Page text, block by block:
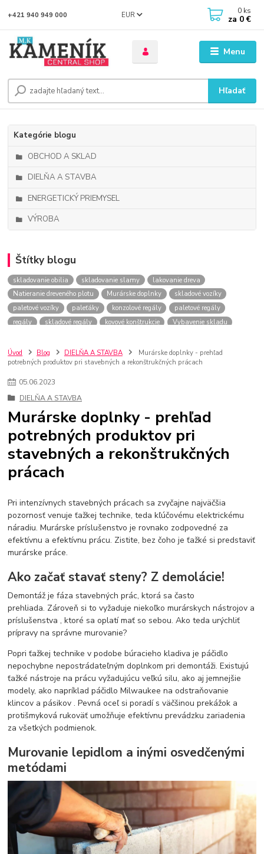
Menu
EUR
Hľadať
+421 940 949 000 0 ks
za 0 €
Kategórie blogu
OBCHOD A SKLAD
DIELŇA A STAVBA
ENERGETICKÝ PRIEMYSEL
VÝROBA
Štítky blogu
skladovanie obilia skladovanie slamy
lakovanie dreva
Natieranie dreveného plotu
Murárske doplnky
skladové vozíky
paletové vozíky
paleťáky konzolové regály
paletové regály
regály
skladové regály kovové konštrukcie
Vybavenie skladu
skladové stany
Sadrokartónové výťahy
zdvíhač sadrokartónu
Lešenie
rúrkové a spojkové lešenie pojazdné lešenie
Rámové lešenia
Hliníkové lešenie
Platobné terminály
stavebné píly
Ručné kotúčové píly
motorová píla
píla na rezanie kameňa
Solárne panely
veterný mlyn
fotovoltaické panely
veterné elektrárne Elektrocentrály
agregát
Beztŕňové ohýbačky
spracovanie rúr
Úvod Blog DIELŇA A STAVBA
Murárske doplnky - prehľad
potrebných produktov pri stavebných a rekonštrukčných prácach
05.06.2023
DIELŇA A STAVBA
Murárske doplnky - prehľad
potrebných produktov pri
stavebných a rekonštrukčných
prácach
Pri intenzívnych stavebných prácach sa zvyčajne najväčšia
pozornosť venuje ťažkej technike, teda kľúčovému elektrickému
náradiu. Murárske príslušenstvo je rovnako zodpovedné za
efektívnu a efektívnu prácu. Zistite, bez čoho je ťažké si predstaviť
murárske práce.
Ako začať stavať steny? Z demolácie!
Demontáž je fáza stavebných prác, ktorá sa často
prehliada. Zároveň si to vyžaduje niekoľko murárskych nástrojov a
príslušenstva , ktoré sa oplatí mať so sebou. Ako teda urýchliť
prípravy na správne murovanie?
Popri ťažkej technike v podobe búracieho kladiva je páčidlo
nepochybne nepostrádateľným doplnkom pri demontáži. Existujú
ťažké nástroje na prácu vyžadujúcu veľkú silu, ako aj jemnejšie
modely, ako napríklad páčidlo Milwaukee na odstraňovanie
klincov a pásikov . Pevná oceľ si poradí s väčšinou prekážok a
protišmyková rukoväť umožňuje efektívnu prevádzku zariadenia
za všetkých podmienok.
Murovanie lepidlom a inými osvedčenými
metódami